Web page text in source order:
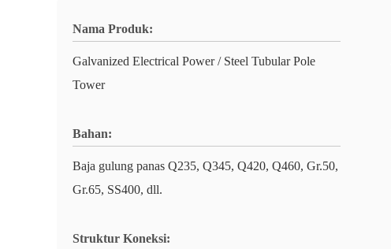
Nama Produk:
Galvanized Electrical Power / Steel Tubular Pole
Tower
Bahan:
Baja gulung panas Q235, Q345, Q420, Q460, Gr.50,
Gr.65, SS400, dll.
Struktur Koneksi: